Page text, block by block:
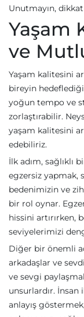
Unutmayın,
Yaşam
ve
Yaşam kalitesini
bireyin
yoğun tempo ve
zorlaştırabilir.
yaşam kalitesini
edebiliriz.
İlk adım, sağlıklı
egzersiz yapmak,
bedenimizin ve
bir rol oynar.
hissini artırırken,
seviyelerimizi
Diğer bir önemli
arkadaşlar ve
ve sevgi
unsurlardır.
anlayış